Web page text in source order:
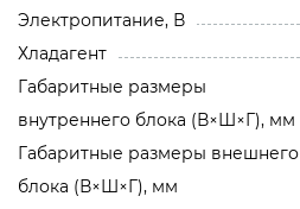
Электропитание, В
Хладагент
Габаритные размеры
внутреннего блока (В×Ш×Г), мм
Габаритные размеры внешнего
блока (В×Ш×Г), мм